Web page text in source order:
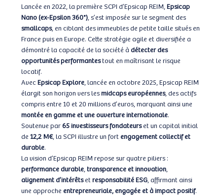
Lancée en 2022, la première SCPI d’Epsicap REIM,Epsicap
Nano (ex-Epsilon 360°), s’est imposée sur le segment des
smallcaps, en ciblant des immeubles de petite taille situés en
France puis en Europe. Cette stratégie agile et diversifiée a
démontré la capacité de la société àdétecter des
opportunités performantestout en maîtrisant le risque
locatif.
AvecEpsicap Explore, lancée en octobre 2025, Epsicap REIM
élargit son horizon vers lesmidcaps européennes, des actifs
compris entre 10 et 20 millions d’euros, marquant ainsi une
montée en gamme et une ouverture internationale.
Soutenue par65 investisseurs fondateurset un capital initial
de12,2 M€, la SCPI illustre un fortengagement collectif et
durable.
La vision d’Epsicap REIM repose sur quatre piliers :
performance durable,transparence et innovation,
alignement d’intérêtsetresponsabilité ESG, affirmant ainsi
une approcheentrepreneuriale, engagée et à impact positif.